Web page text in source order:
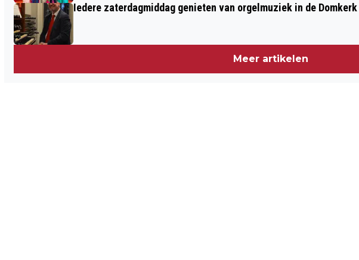
Iedere zaterdagmiddag genieten van orgelmuziek in de Domkerk
Meer artikelen